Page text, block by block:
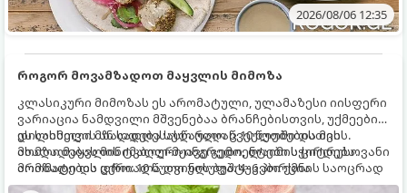
2026/08/06 12:35
როგორ მოვამზადოთ მაყვლის მიმოზა
კლასიკური მიმოზას ეს არომატული, ულამაზესი იისფერი
ვარიაცია ნამდვილი მშვენებაა ბრანჩებისთვის, უქმეების
დილისთვის ან სადღესასწაულო წვეულებებისთვის.
ახალი მაყვლის ტკბილ-მჟავე გემო, ლაიმის ციტრუსოვანი
არომატი და ცქრიალა ღვინის ბუშტუკები ქმნის საოცრად
დახვეწილ და მაგრილებელ კოქტეილს.
ეს სასმელი მზადდება სულ რაღაც 10 წუთში და მის
მომზადებას მინიმალური ინგრედიენტები სჭირდება.
მომზადების დრო: 10 წუთი ულუფა: 4–6 პორცია